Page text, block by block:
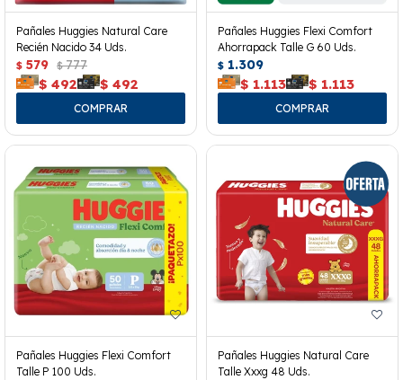
Pañales Huggies Natural Care
Recién Nacido 34 Uds.
$ 579 $ 777
$ 492 $ 492
Pañales Huggies Flexi Comfort
Ahorrapack Talle G 60 Uds.
$ 1.309
$ 1.113 $ 1.113
Pañales Huggies Flexi Comfort
Talle P 100 Uds.
Pañales Huggies Natural Care
Talle Xxxg 48 Uds.